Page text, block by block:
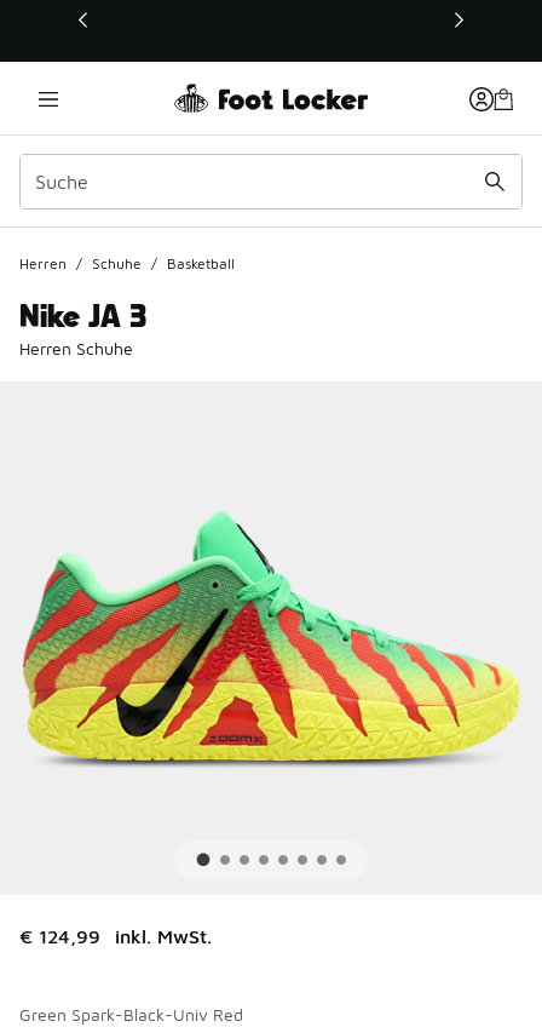
Dieser Link öffnet sich in einem neuen Fenster
Herren / Schuhe / Basketball
Nike JA 3
Herren Schuhe
€ 124,99 inkl. MwSt.
Green Spark-Black-Univ Red